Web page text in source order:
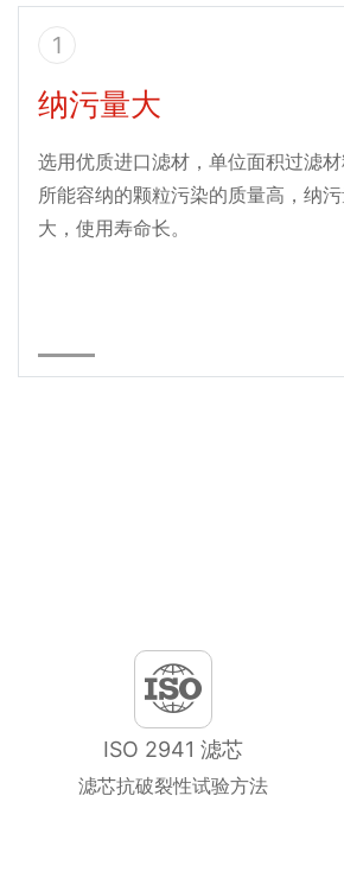
1
纳污量大
选用优质进口滤材，单位面积过滤
所能容纳的颗粒污染的质量高，纳
大，使用寿命长。
ISO 2941 滤芯
滤芯抗破裂性试验方法